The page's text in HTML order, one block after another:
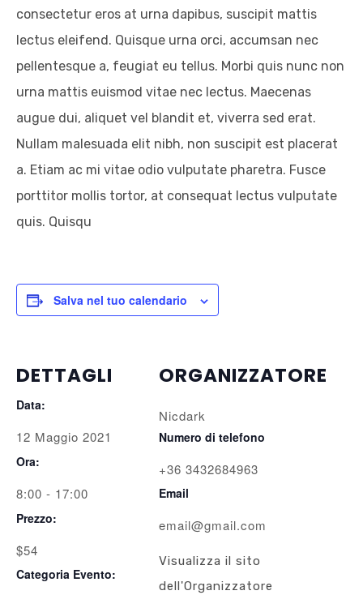
consectetur eros at urna dapibus, suscipit mattis
lectus eleifend. Quisque urna orci, accumsan nec
pellentesque a, feugiat eu tellus. Morbi quis nunc non
urna mattis euismod vitae nec lectus. Maecenas
augue dui, aliquet vel blandit et, viverra sed erat.
Nullam malesuada elit nibh, non suscipit est placerat
a. Etiam ac mi vitae odio vulputate pharetra. Fusce
porttitor mollis tortor, at consequat lectus vulputate
quis. Quisqu
Salva nel tuo calendario
DETTAGLI
Data:
12 Maggio 2021
Ora:
8:00 - 17:00
Prezzo:
$54
Categoria Evento:
ORGANIZZATORE
Nicdark
Numero di telefono
+36 3432684963
Email
email@gmail.com
Visualizza il sito
dell'Organizzatore